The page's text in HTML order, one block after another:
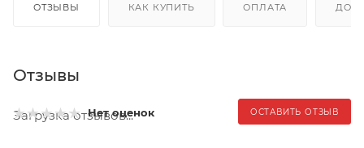
ОТЗЫВЫ КАК КУПИТЬ ОПЛАТА
Отзывы
Нет оценок ОСТАВИТЬ ОТЗЫВ
Загрузка отзывов...